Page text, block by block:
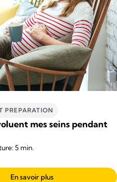
PREPARATION
mes seins pendant
5 min.
En savoir plus